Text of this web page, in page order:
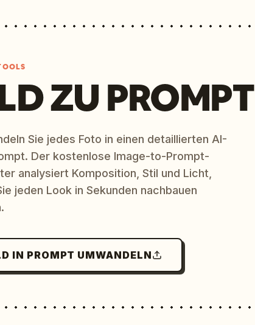
ZU PROMPT
Sie jedes Foto in einen detaillierten AI-
Der kostenlose Image-to-Prompt-
analysiert Komposition, Stil und Licht,
jeden Look in Sekunden nachbauen
IN PROMPT UMWANDELN